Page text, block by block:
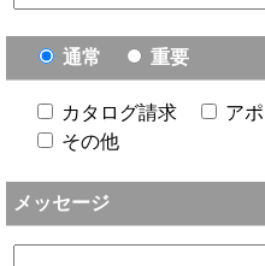
通常 重要
カタログ請求 ア
その他
メッセージ